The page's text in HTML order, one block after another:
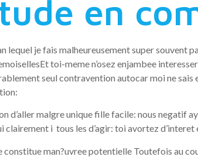
en
lequel je fais malheureusement super souvent
toi-meme n’osez enjambee
seul contravention autocar moi ne
d’aller malgre unique fille facile: nous
clairement i tous les d’agir: toi avortez
constitue man?uvree potentielle Toutefois au